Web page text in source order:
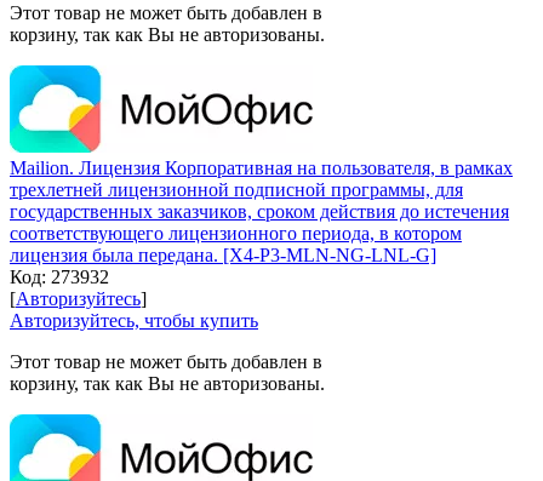
Этот товар не может быть добавлен в
корзину, так как Вы не авторизованы.
Mailion. Лицензия Корпоративная на пользователя, в рамках
трехлетней лицензионной подписной программы, для
государственных заказчиков, сроком действия до истечения
соответствующего лицензионного периода, в котором
лицензия была передана. [X4-P3-MLN-NG-LNL-G]
Код: 273932
[Авторизуйтесь]
Авторизуйтесь, чтобы купить
Этот товар не может быть добавлен в
корзину, так как Вы не авторизованы.